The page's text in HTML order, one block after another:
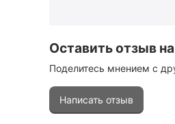
Оставить отзыв
Поделитесь мнением с
Написать отзыв